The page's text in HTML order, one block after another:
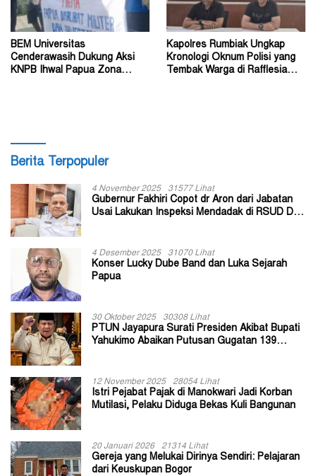
BEM Universitas
Cenderawasih Dukung Aksi
KNPB Ihwal Papua Zona
Kapolres Rumbiak Ungkap
Kronologi Oknum Polisi yang
Tembak Warga di Rafflesia
Berita Terpopuler
4 November 2025 31577 Lihat
Gubernur Fakhiri Copot dr Aron dari Jabatan
Usai Lakukan Inspeksi Mendadak di RSUD Dok
4 Desember 2025 31070 Lihat
Konser Lucky Dube Band dan Luka Sejarah
Papua
30 Oktober 2025 30308 Lihat
PTUN Jayapura Surati Presiden Akibat Bupati
Yahukimo Abaikan Putusan Gugatan 139
12 November 2025 28054 Lihat
Istri Pejabat Pajak di Manokwari Jadi Korban
Mutilasi, Pelaku Diduga Bekas Kuli Bangunan
20 Januari 2026 21314 Lihat
Gereja yang Melukai Dirinya Sendiri: Pelajaran
dari Keuskupan Bogor